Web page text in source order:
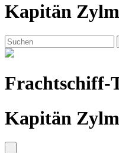
Kapitän
Frachtschiff-
Kapitän